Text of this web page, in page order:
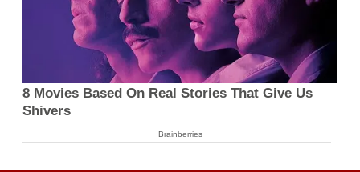
8 Movies Based On Real Stories That Give Us
Shivers
Brainberries